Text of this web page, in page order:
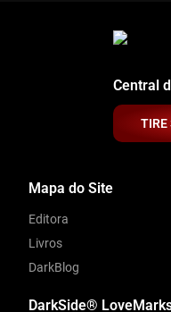
Central
TIRE
Mapa do Site
Editora
Livros
DarkBlog
DarkSide®